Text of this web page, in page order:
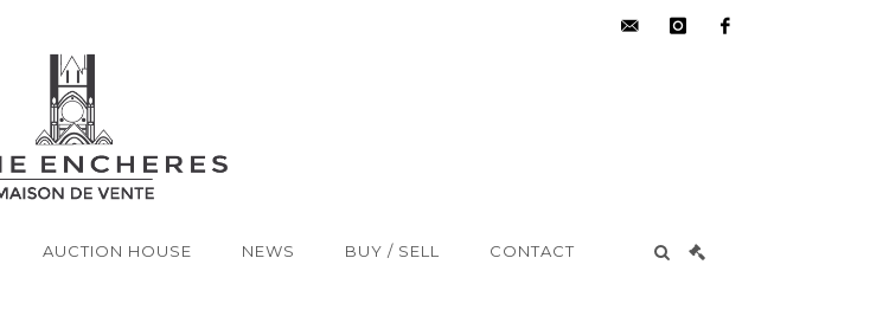
AUCTION HOUSE NEWS BUY / SELL CONTACT